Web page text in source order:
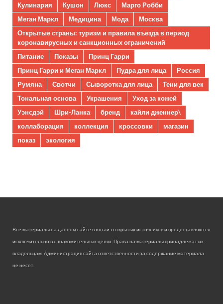
Кулинария
Кушон Люкс
Марго Робби
Меган Маркл
Медицина Мода
Москва
Открытые страны: туризм и правила въезда в период
коронавирусных и санкционных ограничений
Питание
Показы
Принц Гарри
Принц Гарри и Меган Маркл
Пудра для лица
Россия
Румяна
Свотчи Сыворотка для лица
Тени для век
Тональная основа
Украшения
Уход за кожей
Уэнсдэй
Шри-Ланка бренд
кайли дженнер\
коллаборация
коллекция кроссовки
магазин
показ
экология
Все материалы на данном сайте взяты из открытых источников и предоставляются
исключительно в ознакомительных целях. Права на материалы принадлежат их
владельцам. Администрация сайта ответственности за содержание материала
не несет.